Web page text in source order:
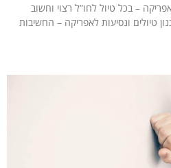
– בכל טיול לחו”ל רצוי וחשוב
טיולים ונסיעות לאפריקה – החשיבות